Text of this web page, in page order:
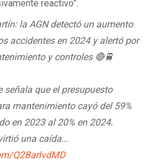
reactivo”.
la AGN detectó un aumento
accidentes en 2024 y alertó por
y controles 🔴🚆
señala que el presupuesto
mantenimiento cayó del 59%
en 2023 al 20% en 2024.
una caída…
Q2BarlvdMD